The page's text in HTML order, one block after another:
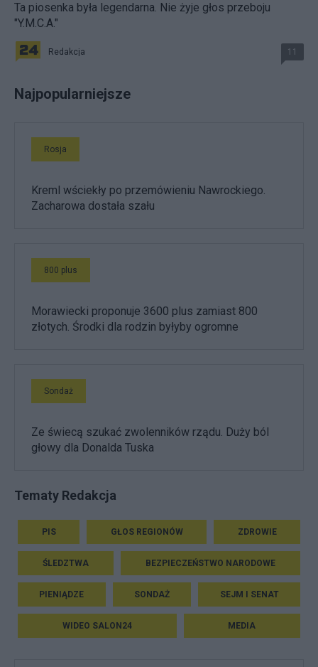
Ta piosenka była legendarna. Nie żyje głos przeboju
"Y.M.C.A."
Redakcja 11
Najpopularniejsze
Rosja
Kreml wściekły po przemówieniu Nawrockiego.
Zacharowa dostała szału
800 plus
Morawiecki proponuje 3600 plus zamiast 800
złotych. Środki dla rodzin byłyby ogromne
Sondaż
Ze świecą szukać zwolenników rządu. Duży ból
głowy dla Donalda Tuska
Tematy Redakcja
PIS GŁOS REGIONÓW ZDROWIE
ŚLEDZTWA BEZPIECZEŃSTWO NARODOWE
PIENIĄDZE SONDAŻ SEJM I SENAT
WIDEO SALON24 MEDIA